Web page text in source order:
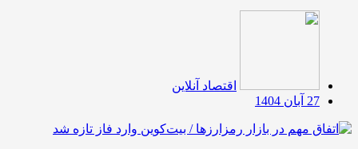
اقتصاد آنلاین
27 آبان 1404